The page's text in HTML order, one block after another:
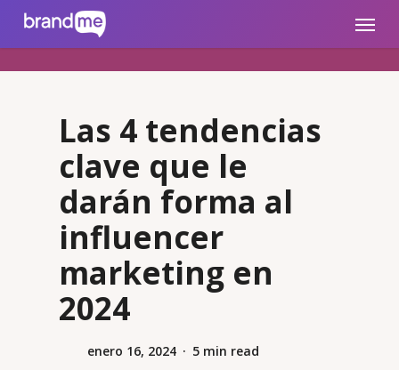
brandme.la Menu
Las 4 tendencias
clave que le
darán forma al
influencer
marketing en
2024
enero 16, 2024 5 min read